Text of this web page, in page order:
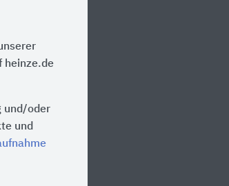
heinze.de
und/oder
und